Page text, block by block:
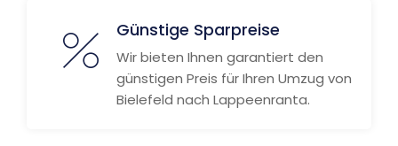
Günstige Sparpreise
Wir bieten Ihnen garantiert den
günstigen Preis für Ihren Umzug von
Bielefeld nach Lappeenranta.